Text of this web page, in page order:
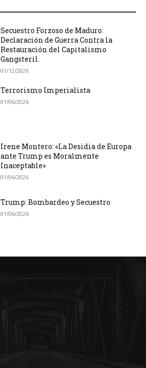
Secuestro Forzoso de Maduro:
Declaración de Guerra Contra la
Restauración del Capitalismo
Gangsteril.
01/12/2026
Terrorismo Imperialista
01/06/2026
Irene Montero: «La Desidia de Europa
ante Trump es Moralmente
Inaceptable»
01/06/2026
Trump: Bombardeo y Secuestro
01/06/2026